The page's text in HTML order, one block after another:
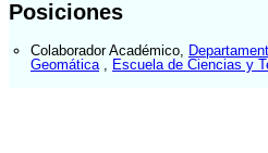
Posiciones
Colaborador Académico
Geomática
Escuela de Ciencias y